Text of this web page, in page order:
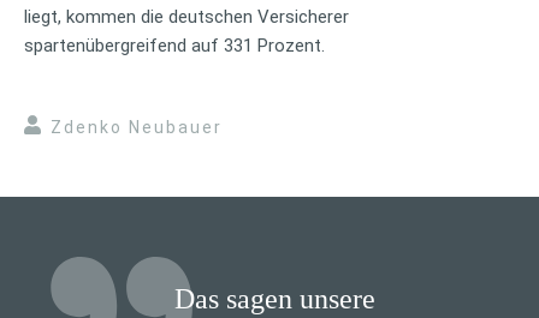
liegt, kommen die deutschen Versicherer
spartenübergreifend auf 331 Prozent.
Zdenko Neubauer
Das sagen unsere